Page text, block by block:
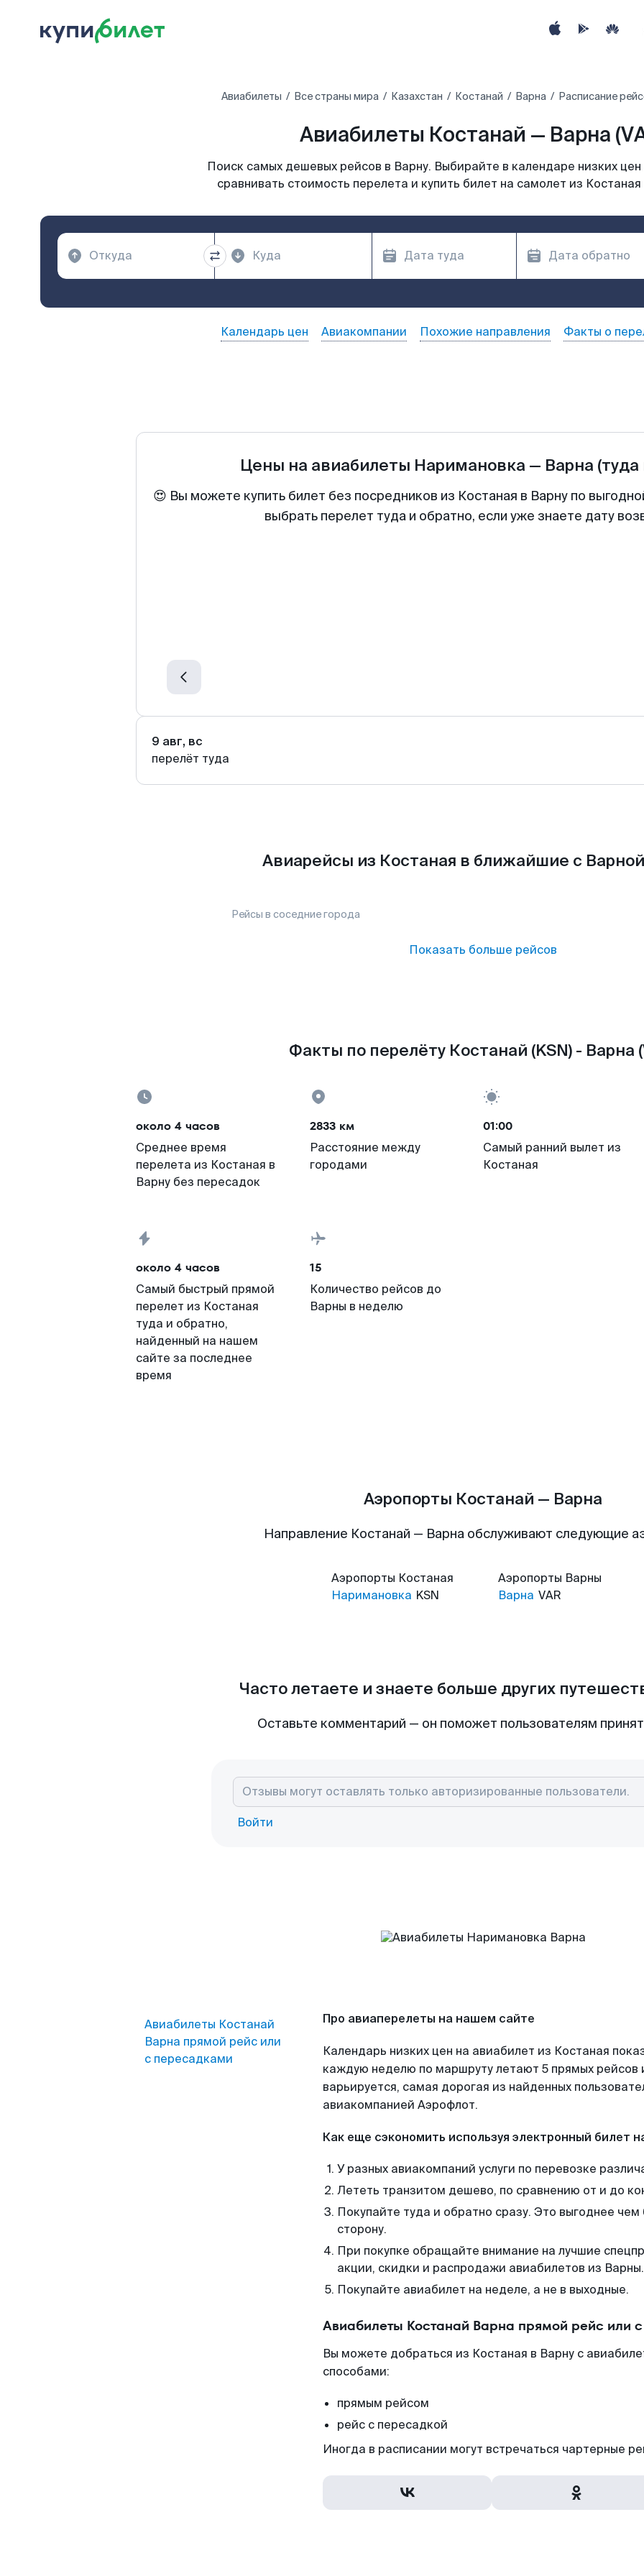
Авиабилеты Все страны мира Казахстан Костанай Варна Расписание
Авиабилеты Костанай — Варна
Поиск самых дешевых рейсов в Варну. Выбирайте в календаре низких
сравнивать стоимость перелета и купить билет на самолет из
Календарь цен Авиакомпании Похожие направления Факты о
Цены на авиабилеты Наримановка — Варна (туда
😍 Вы можете купить билет без посредников из Костаная в Варну по
выбрать перелет туда и обратно, если уже знаете дату
9 авг, вс
перелёт туда
Авиарейсы из Костаная в ближайшие с
Рейсы в соседние города
Показать больше рейсов
Факты по перелёту Костанай (KSN) - Варна
около 4 часов
Среднее время
перелета из Костаная в
Варну без пересадок
2833 км
Расстояние между
городами
01:00
Самый ранний вылет из
Костаная
около 4 часов
Самый быстрый прямой
перелет из Костаная
туда и обратно,
найденный на нашем
сайте за последнее
время
15
Количество рейсов до
Варны в неделю
Аэропорты Костанай — Варна
Направление Костанай — Варна обслуживают следующие
Аэропорты Костаная
Наримановка KSN
Аэропорты Варны
Варна VAR
Часто летаете и знаете больше других
Оставьте комментарий — он поможет пользователям
Войти
Авиабилеты Костанай
Варна прямой рейс или
с пересадками
Про авиаперелеты на нашем сайте
Календарь низких цен на авиабилет из Костаная
каждую неделю по маршруту летают 5 прямых рейсов
варьируется, самая дорогая из найденных
авиакомпанией Аэрофлот.
Как еще сэкономить используя электронный билет
У разных авиакомпаний услуги по перевозке
Лететь транзитом дешево, по сравнению от и до
Покупайте туда и обратно сразу. Это выгоднее
сторону.
При покупке обращайте внимание на лучшие
акции, скидки и распродажи авиабилетов из Варны.
Покупайте авиабилет на неделе, а не в выходные.
Авиабилеты Костанай Варна прямой рейс или
Вы можете добраться из Костаная в Варну с
способами:
прямым рейсом
рейс с пересадкой
Иногда в расписании могут встречаться чартерные